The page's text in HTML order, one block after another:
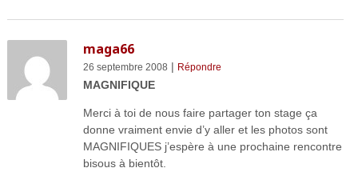
maga66
26 septembre 2008 | Répondre
MAGNIFIQUE
Merci à toi de nous faire partager ton stage ça
donne vraiment envie d’y aller et les photos sont
MAGNIFIQUES j’espère à une prochaine rencontre
bisous à bientôt.